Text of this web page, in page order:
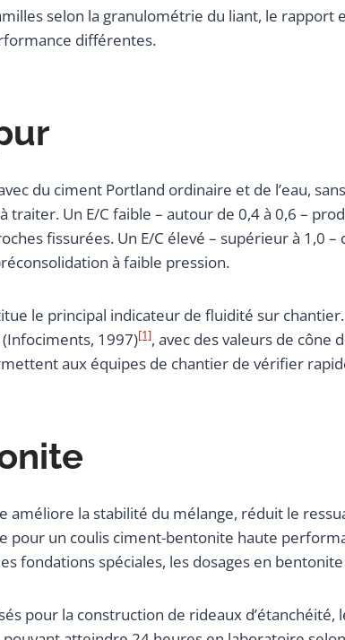
selon la granulométrie du liant, le rapport
différentes.
du ciment Portland ordinaire et de l’eau,
Un E/C faible – autour de 0,4 à 0,6 –
fissurées. Un E/C élevé – supérieur à 1,0
à faible pression.
le principal indicateur de fluidité sur
1997)[1], avec des valeurs de cône
aux équipes de chantier de vérifier
améliore la stabilité du mélange, réduit le
pour un coulis ciment-bentonite haute
fondations spéciales, les dosages en
pour la construction de rideaux